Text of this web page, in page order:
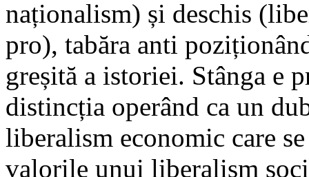
naționalism) și deschis
pro), tabăra anti
greșită a istoriei. Stânga e
distincția operând ca un
liberalism economic care
valorile unui liberalism